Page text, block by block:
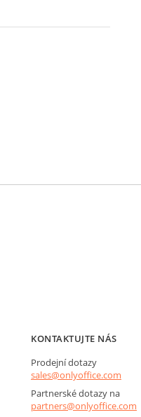
KONTAKTUJTE NÁS
Prodejní dotazy
sales@onlyoffice.com
Partnerské dotazy na
partners@onlyoffice.com